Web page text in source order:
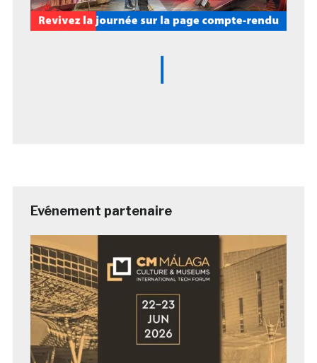
Evénement partenaire